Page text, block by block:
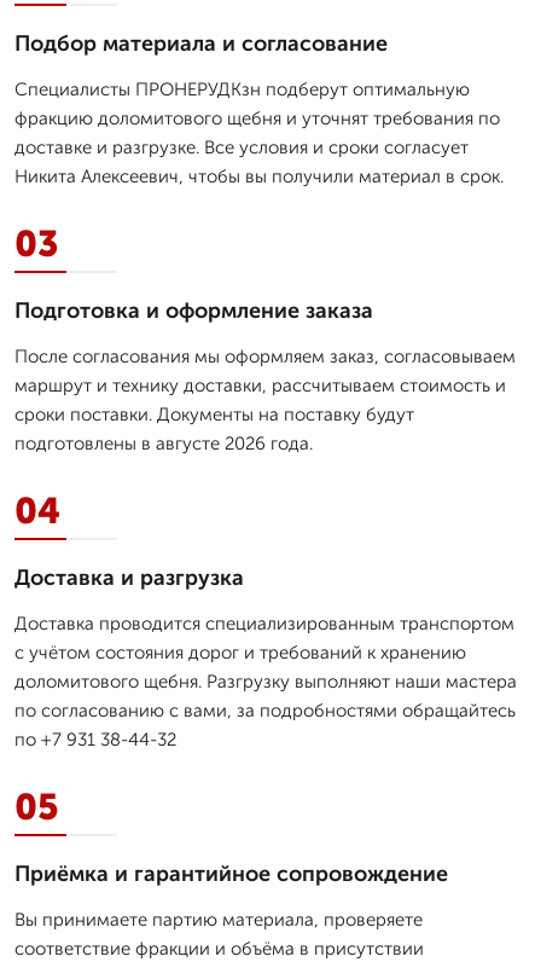
Подбор материала и согласование
Специалисты ПРОНЕРУДКзн подберут оптимальную
фракцию доломитового щебня и уточнят требования по
доставке и разгрузке. Все условия и сроки согласует
Никита Алексеевич, чтобы вы получили материал в срок.
03
Подготовка и оформление заказа
После согласования мы оформляем заказ, согласовываем
маршрут и технику доставки, рассчитываем стоимость и
сроки поставки. Документы на поставку будут
подготовлены в августе 2026 года.
04
Доставка и разгрузка
Доставка проводится специализированным транспортом
с учётом состояния дорог и требований к хранению
доломитового щебня. Разгрузку выполняют наши мастера
по согласованию с вами, за подробностями обращайтесь
по +7 931 38-44-32
05
Приёмка и гарантийное сопровождение
Вы принимаете партию материала, проверяете
соответствие фракции и объёма в присутствии